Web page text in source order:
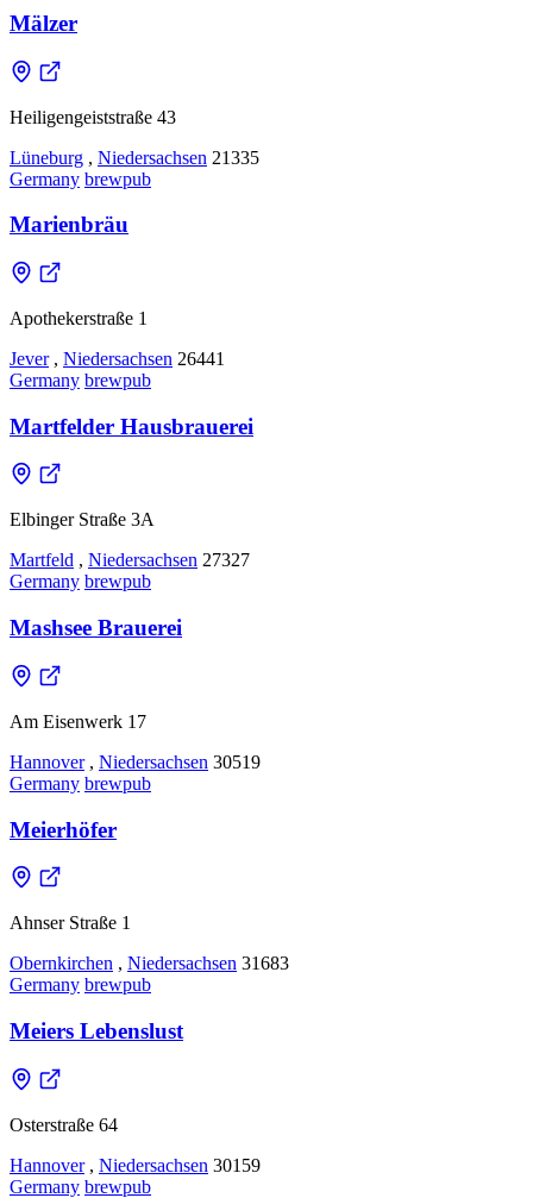
Mälzer
Heiligengeiststraße 43
Lüneburg , Niedersachsen 21335
Germany brewpub
Marienbräu
Apothekerstraße 1
Jever , Niedersachsen 26441
Germany brewpub
Martfelder Hausbrauerei
Elbinger Straße 3A
Martfeld , Niedersachsen 27327
Germany brewpub
Mashsee Brauerei
Am Eisenwerk 17
Hannover , Niedersachsen 30519
Germany brewpub
Meierhöfer
Ahnser Straße 1
Obernkirchen , Niedersachsen 31683
Germany brewpub
Meiers Lebenslust
Osterstraße 64
Hannover , Niedersachsen 30159
Germany brewpub